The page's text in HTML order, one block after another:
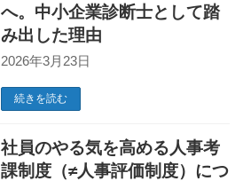
へ。中小企業診断士として踏
み出した理由
2026年3月23日
続きを読む
社員のやる気を高める人事考
課制度（≠人事評価制度）につ